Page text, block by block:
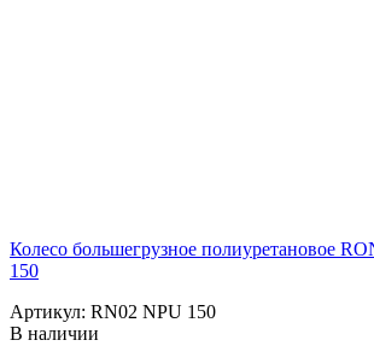
Колесо большегрузное полиуретановое
150
Артикул: RN02 NPU 150
В наличии